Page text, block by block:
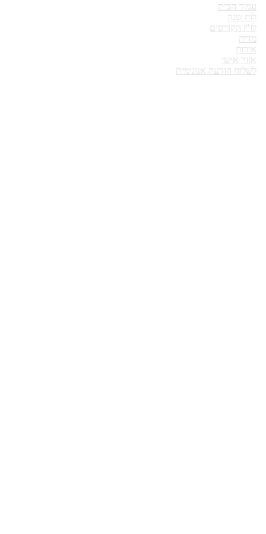
עמוד הבית
לוח שנה
לו"ז הקורסים
מדיה
אירוח
אזור אישי
לשלוח הודעה אנונימית